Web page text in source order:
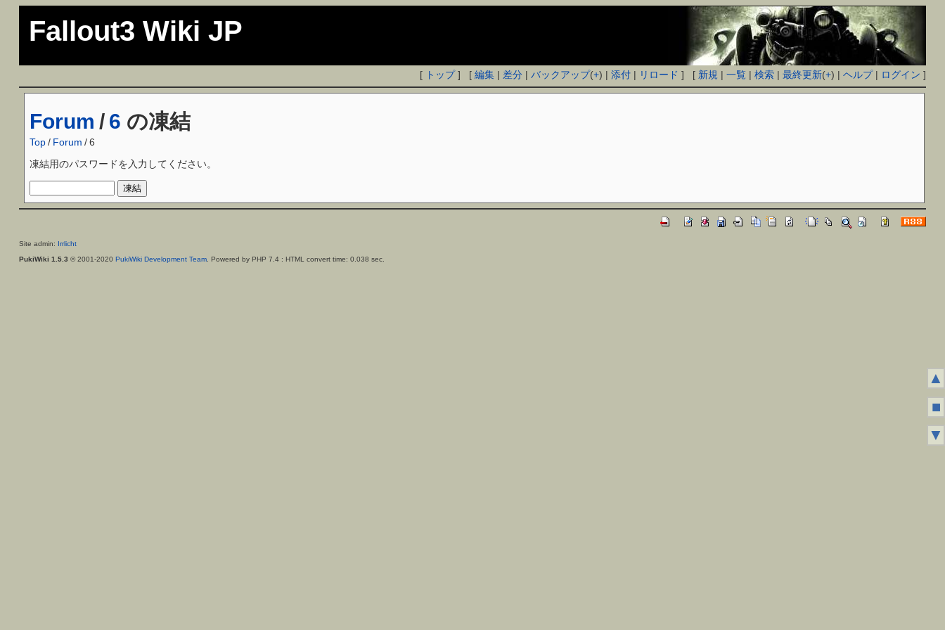
Fallout3 Wiki JP
[ トップ] [編集 | 差分 |バックアップ(+) |添付 | リロード ] [ 新規 |一覧 |検索 |最終更新(+) |ヘルプ| ログイン ]
Forum / 6 の凍結
Top/ Forum /6
凍結用のパスワードを入力してください。
Site admin: Irrlicht
PukiWiki 1.5.3 © 2001-2020 PukiWiki Development Team. Powered by PHP 7.4 : HTML convert time: 0.038 sec.
▲
■
▼